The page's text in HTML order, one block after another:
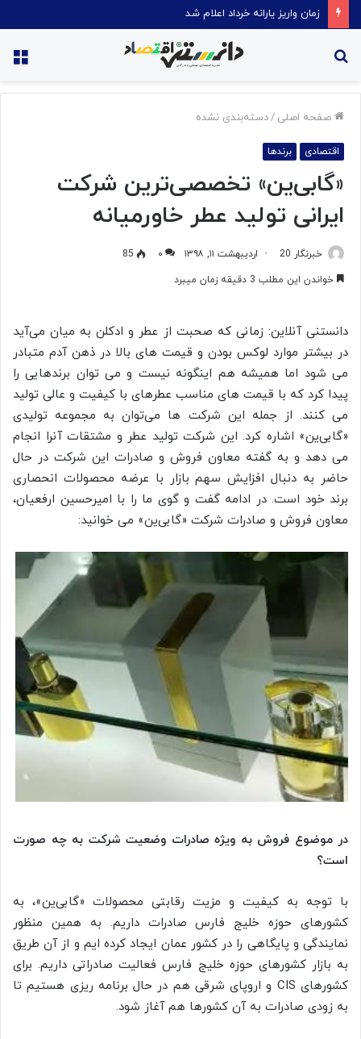
قیمت روغن دریکسال رکورد زد
صفحه اصلی /دسته‌بندی نشده
اقتصادی برندها
«گابی‌ین» تخصصی‌ترین شرکت
ایرانی تولید عطر خاورمیانه
خبرنگار 20 اردیبهشت ۱۱, ۱۳۹۸ ۰
85
خواندن این مطلب 3 دقیقه زمان میبرد
دانستنی آنلاین: زمانی که صحبت از عطر و ادکلن به میان می‌آید
در بیشتر موارد لوکس بودن و قیمت های بالا در ذهن آدم متبادر
می شود اما همیشه هم اینگونه نیست و می توان برندهایی را
پیدا کرد که با قیمت های مناسب عطرهای با کیفیت و عالی تولید
می کنند. از جمله این شرکت ها می‌توان به مجموعه تولیدی
«گابی‌ین» اشاره کرد. این شرکت تولید عطر و مشتقات آنرا انجام
می دهد و به گفته معاون فروش و صادرات این شرکت در حال
حاضر به دنبال افزایش سهم بازار با عرضه محصولات انحصاری
برند خود است. در ادامه گفت و گوی ما را با امیرحسین ارفعیان،
معاون فروش و صادرات شرکت «گابی‌ین» می خوانید:
در موضوع فروش به ویژه صادرات وضعیت شرکت به چه صورت
است؟
با توجه به کیفیت و مزیت رقابتی محصولات «گابی‌ین»، به
کشورهای حوزه خلیج فارس صادرات داریم. به همین منظور
نمایندگی و پایگاهی را در کشور عمان ایجاد کرده ایم و از آن طریق
به بازار کشورهای حوزه خلیج فارس فعالیت صادراتی داریم. برای
کشورهای CIS و اروپای شرقی هم در حال برنامه ریزی هستیم تا
به زودی صادرات به آن کشورها هم آغاز شود.